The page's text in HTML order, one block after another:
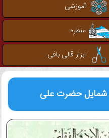
آموزشی
منظره
ابزار قالی بافی
شمایل حضرت علی